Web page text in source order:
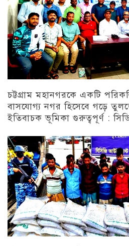
চট্টগ্রাম মহানগরকে একটি
বাসযোগ্য নগর হিসেবে গড়ে
ইতিবাচক ভূমিকা গুরুত্বপূর্ণ :
চট্টগ্রাম